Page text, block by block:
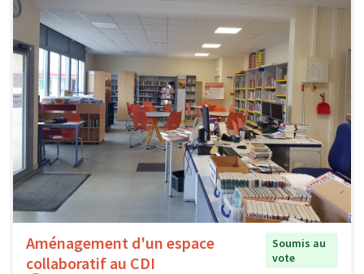
Aménagement d'un espace
collaboratif au CDI
Soumis au
vote